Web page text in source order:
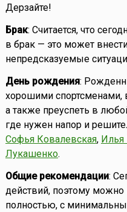
Дерзайте!
Брак: Считается, что
в брак — это может
непредсказуемые
День рождения:
хорошими спортсменами,
а также преуспеть в
где нужен напор и
Софья Ковалевская,
Лукашенко.
Общие рекомендации:
действий, поэтому можно
полностью, с